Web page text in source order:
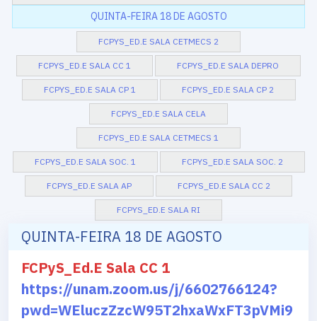
QUINTA-FEIRA 18 DE AGOSTO
FCPYS_ED.E SALA CETMECS 2
FCPYS_ED.E SALA CC 1 FCPYS_ED.E SALA DEPRO
FCPYS_ED.E SALA CP 1 FCPYS_ED.E SALA CP 2
FCPYS_ED.E SALA CELA
FCPYS_ED.E SALA CETMECS 1
FCPYS_ED.E SALA SOC. 1 FCPYS_ED.E SALA SOC. 2
FCPYS_ED.E SALA AP FCPYS_ED.E SALA CC 2
FCPYS_ED.E SALA RI
QUINTA-FEIRA 18 DE AGOSTO
FCPyS_Ed.E Sala CC 1
https://unam.zoom.us/j/6602766124?
pwd=WEluczZzcW95T2hxaWxFT3pVMi9